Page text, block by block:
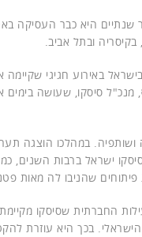
ובתל אביב.
לפעילותה בישראל באירוע חגיגי
, מנכ"ל סיסקו, שעושה בימים
ושותפיה. במהלכו הוצגה
ישראל ברבות השנים,
שהניבו לה מאות
החברתית שסיסקו
בכך היא עוזרת